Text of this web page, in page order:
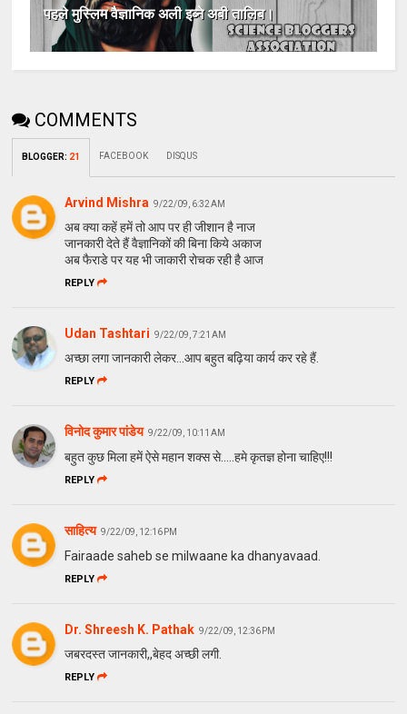
पहले मुस्लिम वैज्ञानिक अली इब्ने अबी तालिब।
COMMENTS
BLOGGER: 21 FACEBOOK DISQUS
Arvind Mishra 9/22/09, 6:32 AM
अब क्या कहें हमें तो आप पर ही जीशान है नाज
जानकारी देते हैं वैज्ञानिकों की बिना किये अकाज
अब फैराडे पर यह भी जाकारी रोचक रही है आज
REPLY
Udan Tashtari 9/22/09, 7:21 AM
अच्छा लगा जानकारी लेकर...आप बहुत बढ़िया कार्य कर रहे हैं.
REPLY
विनोद कुमार पांडेय 9/22/09, 10:11 AM
बहुत कुछ मिला हमें ऐसे महान शक्स से.....हमे कृतज्ञ होना चाहिए!!!
REPLY
साहित्य 9/22/09, 12:16 PM
Fairaade saheb se milwaane ka dhanyavaad.
REPLY
Dr. Shreesh K. Pathak 9/22/09, 12:36 PM
जबरदस्त जानकारी,,बेहद अच्छी लगी.
REPLY